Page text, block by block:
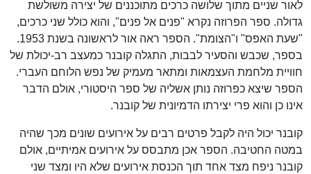
לאור שניים מתוך שלושה כרכים מתוכננים של יצירה משולשת
גדולה. ספר הפרוזה נקרא "פנים אל פנים", והוא כולל שני כרכים,
"שעת האפס" ו"הצומת". הספר ראה אור לראשונה בשנת 1953.
בספר, שכבש והסעיר לבבות, התגלה קובנר כמעצב רב-יכולת של
חוויית מלחמת העצמאות ומתאר מעמיק של נפש הלוחם העברי.
הספר שיצא כפרוזה נותן אשליה של ספר היסטורי, אולם הדבר
אינו כן והוא פרי יצירתו הדמיונית של קובנר.
קובנר יכול היה לקבל פרטים רבים על אירועים שונים מכך שהיה
במטה החטיבה. הספר אכן מתבסס על אירועים אמיתיים, אולם
קובנר ניפח מצד אחד תוך הכנסת אירועים שלא היו ומצד שני